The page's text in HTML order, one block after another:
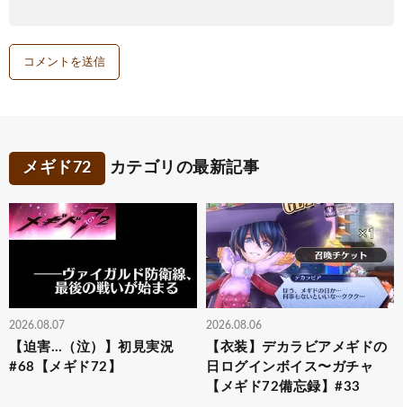
メギド72 カテゴリの最新記事
2026.08.07
【迫害…（泣）】初見実況
#68【メギド72】
2026.08.06
【衣装】デカラビアメギドの
日ログインボイス〜ガチャ
【メギド72備忘録】#33